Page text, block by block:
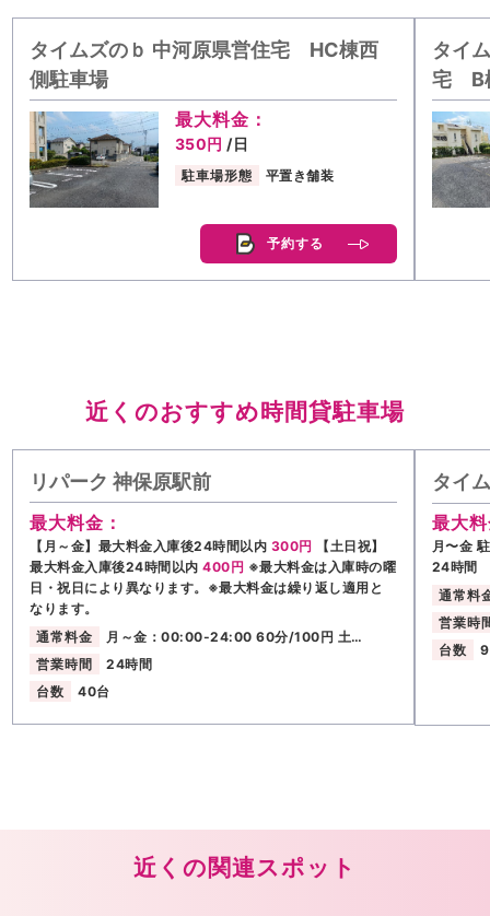
タイムズのｂ 中河原県営住宅 HC棟西
側駐車場
最大料金：
350円 /日
駐車場形態 平置き舗装
予約する
タイ
宅 B
近くのおすすめ時間貸駐車場
リパーク 神保原駅前
最大料金：
【月～金】最大料金入庫後24時間以内 300円
【土日祝】
最大料金入庫後24時間以内400円 ※最大料金は入庫時の曜
日・祝日により異なります。※最大料金は繰り返し適用と
なります。
通常料金
月～金：00:00-24:00 60分/100円 土…
営業時間
24時間
台数
40台
タイ
最大
月〜金
24時間
通常料
営業時
台数
近くの関連スポット